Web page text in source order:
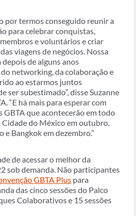
por termos conseguido reunir a
para celebrar conquistas,
e voluntários e criar
viagens de negócios. Nossa
de alguns anos
networking, da colaboração e
ao estarmos juntos
ser subestimado”, disse Suzanne
“E há mais para esperar com
GBTA que acontecerão em todo
do México em outubro,
e Bangkok em dezembro.”
de acessar o melhor da
sob demanda. Não participantes
GBTA Plus para
das cinco sessões do Palco
Colaborativos e 15 sessões